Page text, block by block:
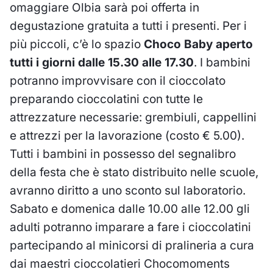
omaggiare Olbia sarà poi offerta in
degustazione gratuita a tutti i presenti. Per i
più piccoli, c’è lo spazio Choco Baby aperto
tutti i giorni dalle 15.30 alle 17.30. I bambini
potranno improvvisare con il cioccolato
preparando cioccolatini con tutte le
attrezzature necessarie: grembiuli, cappellini
e attrezzi per la lavorazione (costo € 5.00).
Tutti i bambini in possesso del segnalibro
della festa che è stato distribuito nelle scuole,
avranno diritto a uno sconto sul laboratorio.
Sabato e domenica dalle 10.00 alle 12.00 gli
adulti potranno imparare a fare i cioccolatini
partecipando al minicorsi di pralineria a cura
dai maestri cioccolatieri Chocomoments